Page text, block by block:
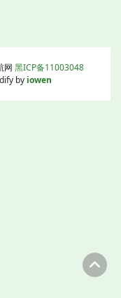
网 黑ICP备11003048
by iowen